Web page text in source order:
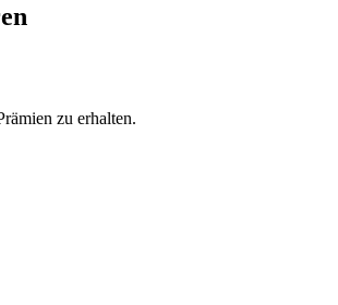
zu erhalten.